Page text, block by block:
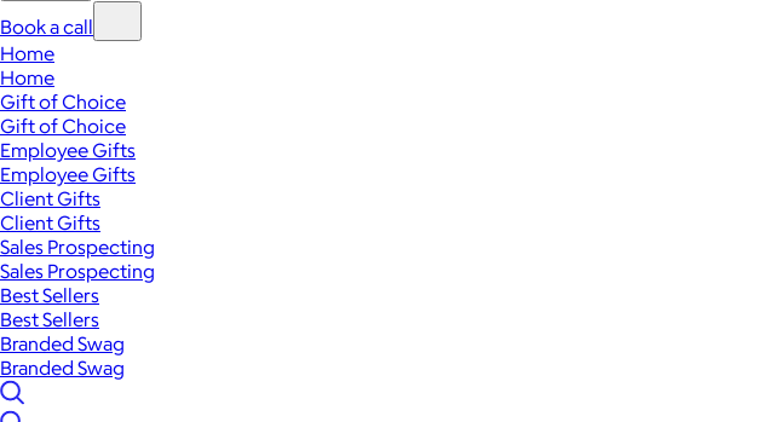
Book a call
Home
Home
Gift of Choice
Gift of Choice
Employee Gifts
Employee Gifts
Client Gifts
Client Gifts
Sales Prospecting
Sales Prospecting
Best Sellers
Best Sellers
Branded Swag
Branded Swag